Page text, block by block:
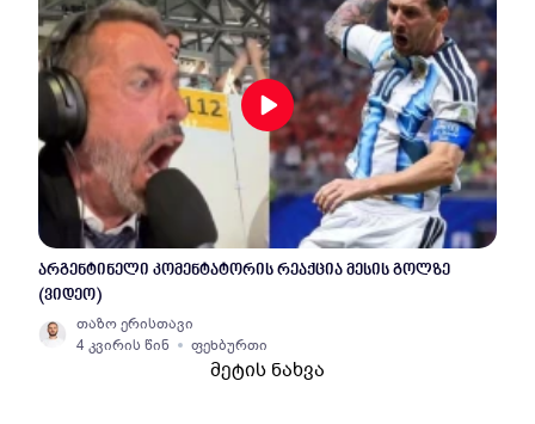
არგენტინელი კომენტატორის რეაქცია მესის გოლზე
(ვიდეო)
თაზო ერისთავი
4 კვირის წინ
ფეხბურთი
მეტის ნახვა